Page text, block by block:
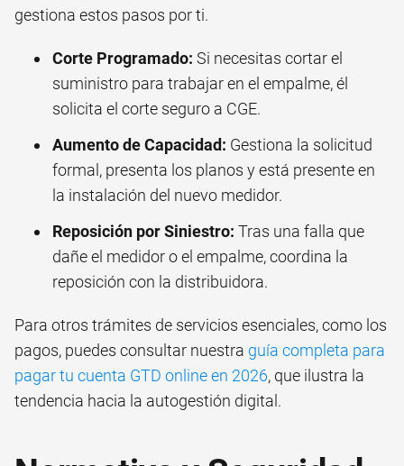
gestiona estos pasos por ti.
Corte Programado: Si necesitas cortar el
suministro para trabajar en el empalme, él
solicita el corte seguro a CGE.
Aumento de Capacidad: Gestiona la solicitud
formal, presenta los planos y está presente en
la instalación del nuevo medidor.
Reposición por Siniestro: Tras una falla que
dañe el medidor o el empalme, coordina la
reposición con la distribuidora.
Para otros trámites de servicios esenciales, como los
pagos, puedes consultar nuestra guía completa para
pagar tu cuenta GTD online en 2026, que ilustra la
tendencia hacia la autogestión digital.